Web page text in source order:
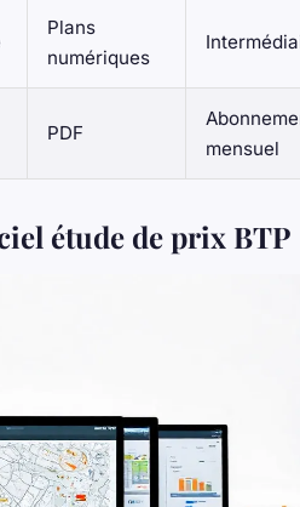
Plans
numériques
PDF
mensuel
étude de prix BTP